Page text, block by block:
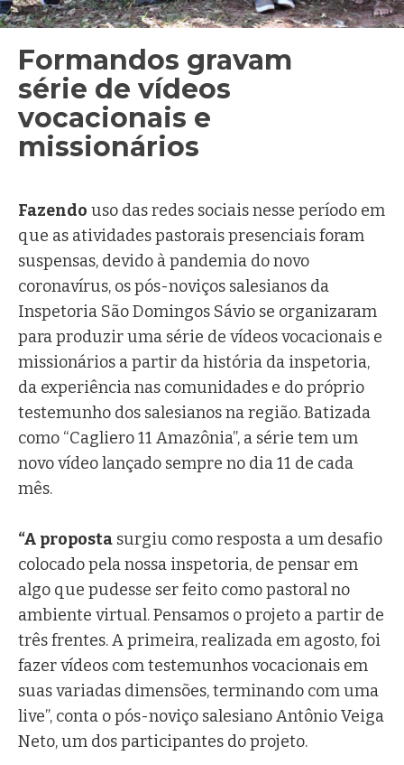
Formandos gravam
série de vídeos
vocacionais e
missionários
Fazendo uso das redes sociais nesse período em
que as atividades pastorais presenciais foram
suspensas, devido à pandemia do novo
coronavírus, os pós-noviços salesianos da
Inspetoria São Domingos Sávio se organizaram
para produzir uma série de vídeos vocacionais e
missionários a partir da história da inspetoria,
da experiência nas comunidades e do próprio
testemunho dos salesianos na região. Batizada
como “Cagliero 11 Amazônia”, a série tem um
novo vídeo lançado sempre no dia 11 de cada
mês.
“A proposta surgiu como resposta a um desafio
colocado pela nossa inspetoria, de pensar em
algo que pudesse ser feito como pastoral no
ambiente virtual. Pensamos o projeto a partir de
três frentes. A primeira, realizada em agosto, foi
fazer vídeos com testemunhos vocacionais em
suas variadas dimensões, terminando com uma
live”, conta o pós-noviço salesiano Antônio Veiga
Neto, um dos participantes do projeto.